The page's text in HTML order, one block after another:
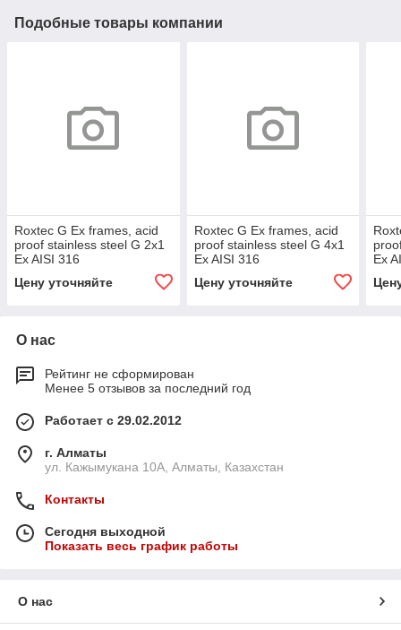
Подобные товары компании
Roxtec G Ex frames, acid
proof stainless steel G 2x1
Ex AISI 316
Цену уточняйте
Roxtec G Ex frames, acid
proof stainless steel G 4x1
Ex AISI 316
Цену уточняйте
Ex
О нас
Рейтинг не сформирован
Менее 5 отзывов за последний год
Работает с 29.02.2012
г. Алматы
ул. Кажымукана 10А, Алматы, Казахстан
Контакты
Сегодня выходной
Показать весь график работы
О нас